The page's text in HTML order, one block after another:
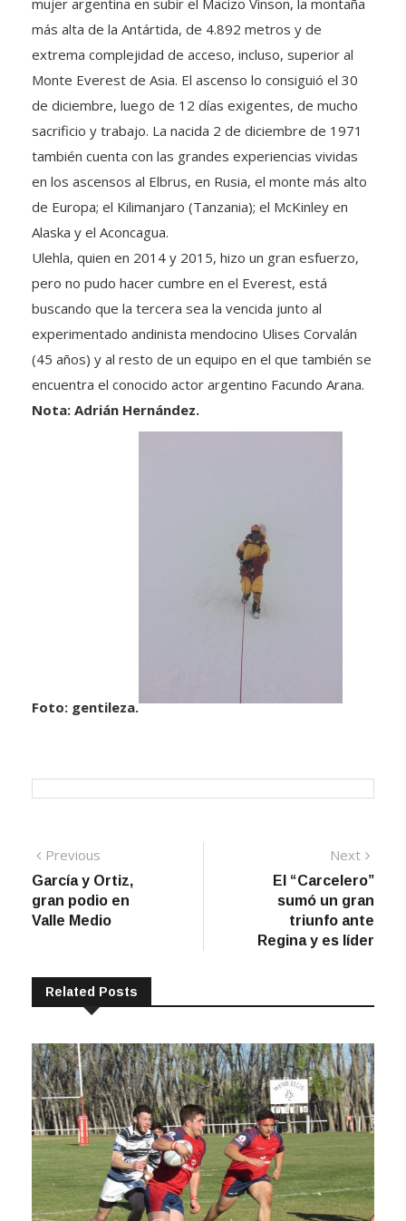
más alta de la Antártida, de 4.892 metros y de
extrema complejidad de acceso, incluso, superior al
Monte Everest de Asia. El ascenso lo consiguió el 30
de diciembre, luego de 12 días exigentes, de mucho
sacrificio y trabajo. La nacida 2 de diciembre de 1971
también cuenta con las grandes experiencias vividas
en los ascensos al Elbrus, en Rusia, el monte más alto
de Europa; el Kilimanjaro (Tanzania); el McKinley en
Alaska y el Aconcagua.
Ulehla, quien en 2014 y 2015, hizo un gran esfuerzo,
pero no pudo hacer cumbre en el Everest, está
buscando que la tercera sea la vencida junto al
experimentado andinista mendocino Ulises Corvalán
(45 años) y al resto de un equipo en el que también se
encuentra el conocido actor argentino Facundo Arana.
Nota: Adrián Hernández.
Foto: gentileza.
Navegación
de
entradas
Previous
post:
García y Ortiz,
gran podio en
Valle Medio
Next
post:
El “Carcelero”
sumó un gran
triunfo ante
Regina y es líder
Related Posts